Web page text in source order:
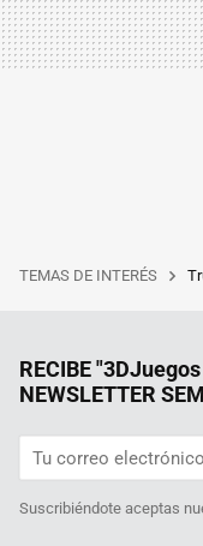
TEMAS DE INTERÉS
RECIBE
NEWSLETTER
Suscribiéndote aceptas